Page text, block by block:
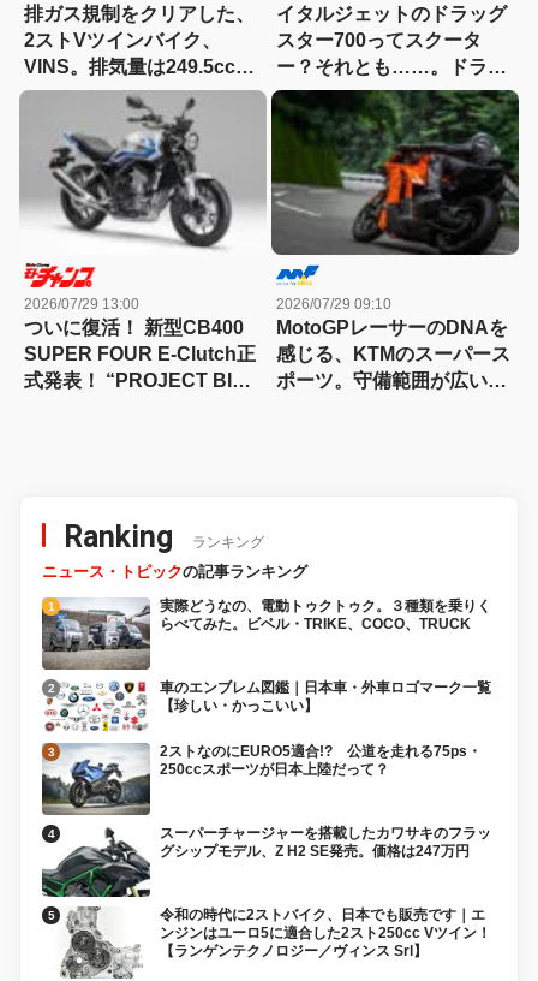
排ガス規制をクリアした、
2ストVツインバイク、
VINS。排気量は249.5cc、
83HPを絞り出す。そのエ
ンジンの技術とは
イタルジェットのドラッグ
スター700ってスクータ
ー？それとも……。ドラッ
グスター700ツイン・リミ
テッドエディション試乗記
2026/07/29 13:00
ついに復活！ 新型CB400
SUPER FOUR E-Clutch正
式発表！ “PROJECT BIG-
2026/07/29 09:10
MotoGPレーサーのDNAを
感じる、KTMのスーパース
ポーツ。守備範囲が広い史
Ranking ランキング
ニュース・トピックの記事ランキング
実際どうなの、電動トゥクトゥク。３種類を乗りく
らべてみた。ビベル・TRIKE、COCO、TRUCK
車のエンブレム図鑑｜日本車・外車ロゴマーク一覧
【珍しい・かっこいい】
2ストなのにEURO5適合!? 公道を走れる75ps・
250ccスポーツが日本上陸だって？
スーパーチャージャーを搭載したカワサキのフラッ
グシップモデル、Z H2 SE発売。価格は247万円
令和の時代に2ストバイク、日本でも販売です｜エ
ンジンはユーロ5に適合した2スト250cc Vツイン！
【ランゲンテクノロジー／ヴィンス Srl】